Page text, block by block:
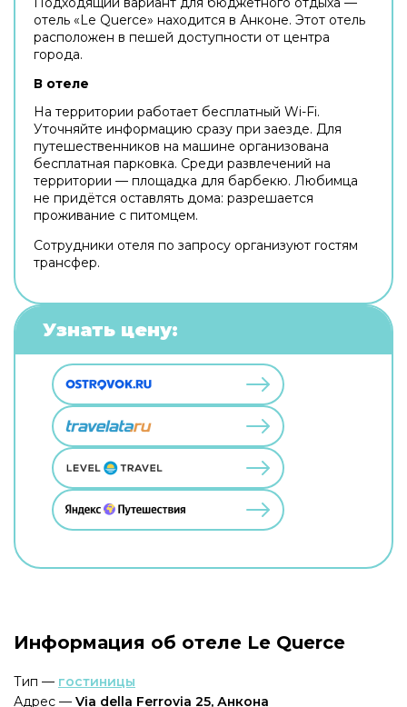
отель «Le Querce» находится в Анконе. Этот отель
расположен в пешей доступности от центра
города.
В отеле
На территории работает бесплатный Wi-Fi.
Уточняйте информацию сразу при заезде. Для
путешественников на машине организована
бесплатная парковка. Среди развлечений на
территории — площадка для барбекю. Любимца
не придётся оставлять дома: разрешается
проживание с питомцем.
Сотрудники отеля по запросу организуют гостям
трансфер.
Узнать цену:
Информация об отеле Le Querce
Тип — гостиницы
Адрес — Via della Ferrovia 25, Анкона